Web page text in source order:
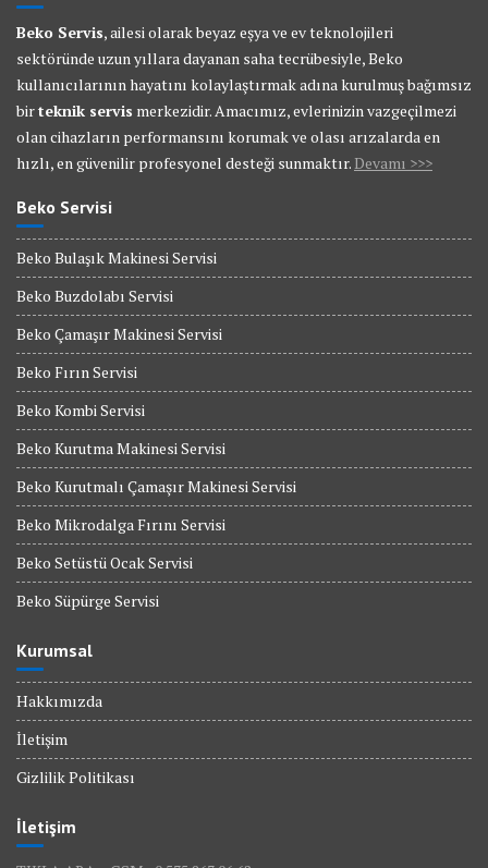
Beko Servis, ailesi olarak beyaz eşya ve ev teknolojileri
sektöründe uzun yıllara dayanan saha tecrübesiyle, Beko
kullanıcılarının hayatını kolaylaştırmak adına kurulmuş bağımsız
birteknik servis merkezidir. Amacımız, evlerinizin vazgeçilmezi
olan cihazların performansını korumak ve olası arızalarda en
hızlı, en güvenilir profesyonel desteği sunmaktır. Devamı >>>
Beko Servisi
Beko Bulaşık Makinesi Servisi
Beko Buzdolabı Servisi
Beko Çamaşır Makinesi Servisi
Beko Fırın Servisi
Beko Kombi Servisi
Beko Kurutma Makinesi Servisi
Beko Kurutmalı Çamaşır Makinesi Servisi
Beko Mikrodalga Fırını Servisi
Beko Setüstü Ocak Servisi
Beko Süpürge Servisi
Kurumsal
Hakkımızda
İletişim
Gizlilik Politikası
İletişim